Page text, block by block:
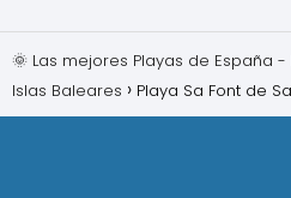
🌞 Las mejores Playas de España
Islas Baleares
Playa Sa Font de